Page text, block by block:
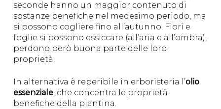
seconde hanno un maggior contenuto di
sostanze benefiche nel medesimo periodo, ma
si possono cogliere fino all’autunno. Fiori e
foglie si possono essiccare (all’aria e all’ombra),
perdono però buona parte delle loro
proprietà.
In alternativa è reperibile in erboristeria l’olio
essenziale, che concentra le proprietà
benefiche della piantina.